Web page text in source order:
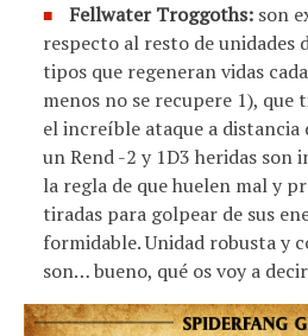
Fellwater Troggoths: son
respecto al resto de unidades
tipos que regeneran vidas
menos no se recupere 1), que
el increíble ataque a distancia
un Rend -2 y 1D3 heridas son
la regla de que huelen mal y
tiradas para golpear de sus
formidable. Unidad robusta y
son… bueno, qué os voy a